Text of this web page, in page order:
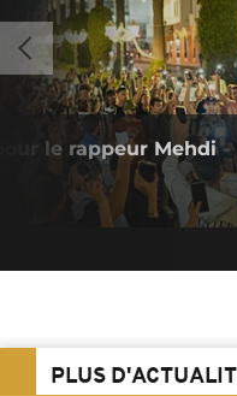
le rappeur Mehdi
PLUS